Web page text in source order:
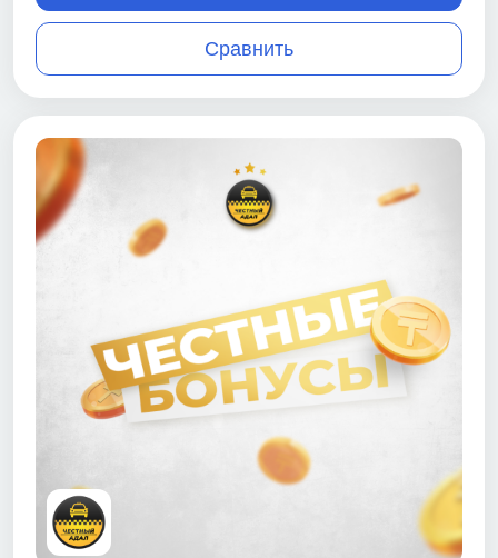
Сравнить